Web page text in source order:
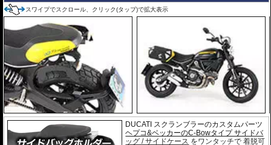
ストリートP
630-7593-640 セット価格
￥75,900(税込)
オービット 630-7593-293 セット価格
￥88,000
￥96,800(税込)
8,250円お得!!
スワイプでスクロール、クリック(タップ)で拡大表示
DUCATI スクランブラーのカスタムパーツ
ヘプコ&ベッカーのC-Bowタイプ サイドバ
ッグ / サイドケース をワンタッチで 着脱可